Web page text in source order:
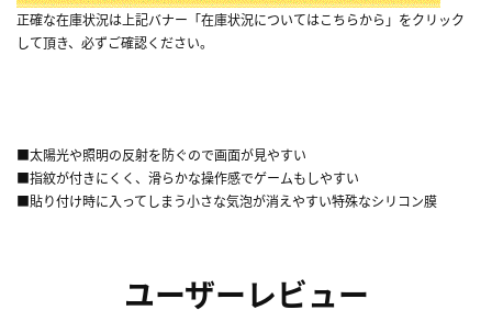
正確な在庫状況は上記バナー「在庫状況についてはこちらから」をクリック
して頂き、必ずご確認ください。
■太陽光や照明の反射を防ぐので画面が見やすい
■指紋が付きにくく、滑らかな操作感でゲームもしやすい
■貼り付け時に入ってしまう小さな気泡が消えやすい特殊なシリコン膜
ユーザーレビュー